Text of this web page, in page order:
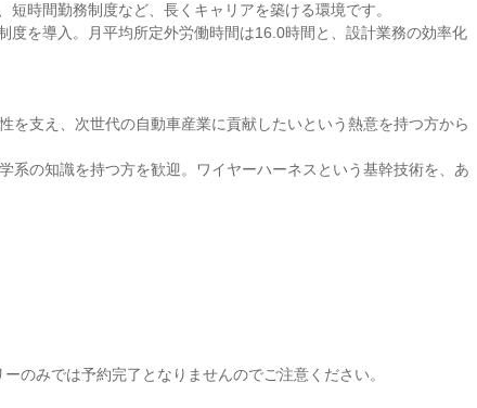
短時間勤務制度など、長くキャリアを築ける環境です。
度を導入。月平均所定外労働時間は16.0時間と、設計業務の効率化
を支え、次世代の自動車産業に貢献したいという熱意を持つ方から
系の知識を持つ方を歓迎。ワイヤーハーネスという基幹技術を、あ
のみでは予約完了となりませんのでご注意ください。